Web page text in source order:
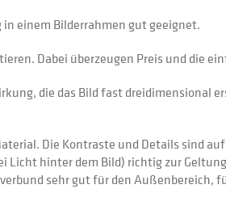
in einem Bilderrahmen gut geeignet.
Dabei überzeugen Preis und die
die das Bild fast dreidimensional
Die Kontraste und Details sind
hinter dem Bild) richtig zur
sehr gut für den Außenbereich,